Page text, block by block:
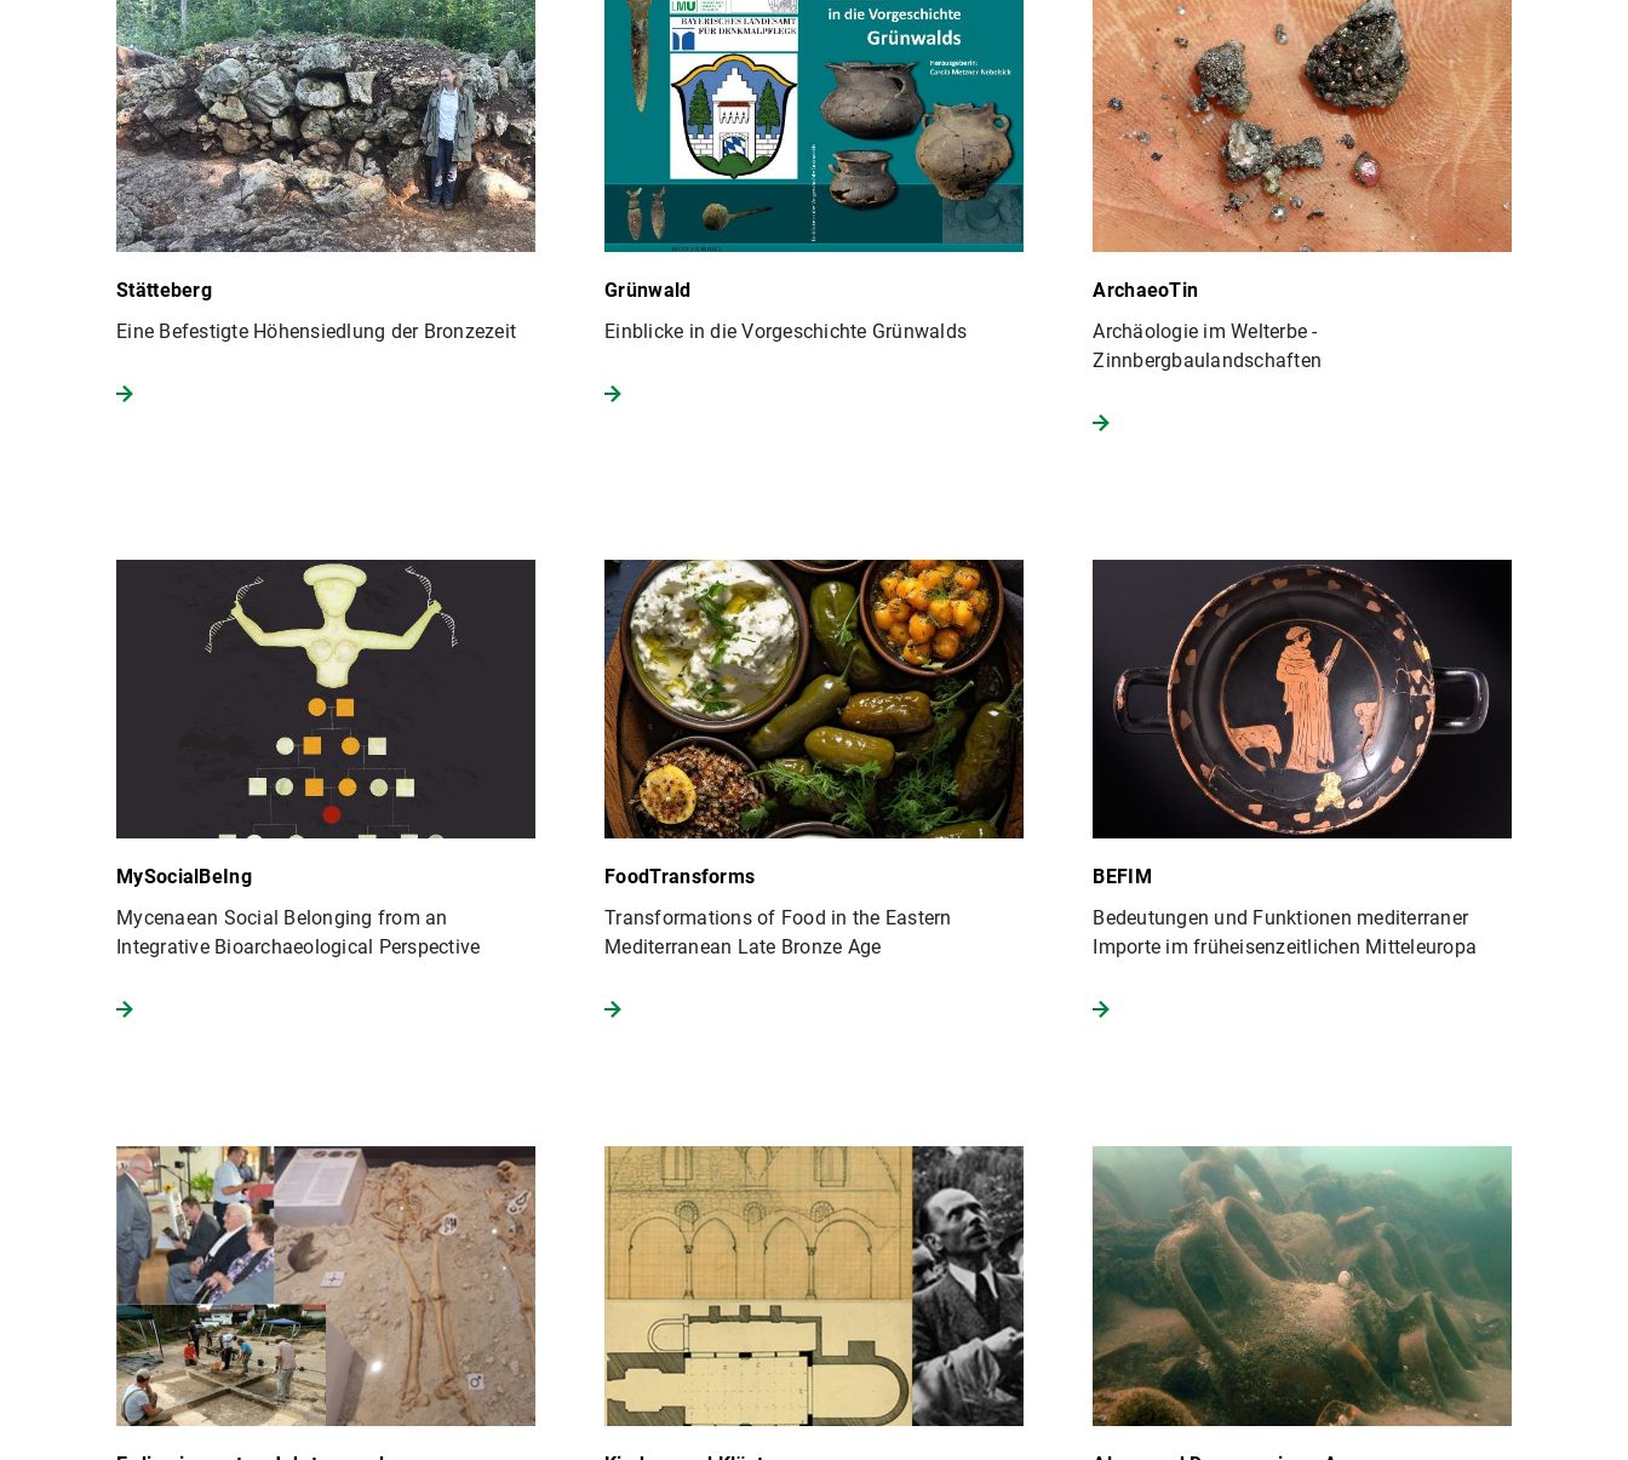
Stätteberg
Eine Befestigte Höhensiedlung der Bronzezeit
Grünwald
Einblicke in die Vorgeschichte Grünwalds
ArchaeoTin
Archäologie im Welterbe -
Zinnbergbaulandschaften
MySocialBeIng
Mycenaean Social Belonging from an
Integrative Bioarchaeological Perspective
FoodTransforms
Transformations of Food in the Eastern
Mediterranean Late Bronze Age
BEFIM
Bedeutungen und Funktionen mediterraner
Importe im früheisenzeitlichen Mitteleuropa